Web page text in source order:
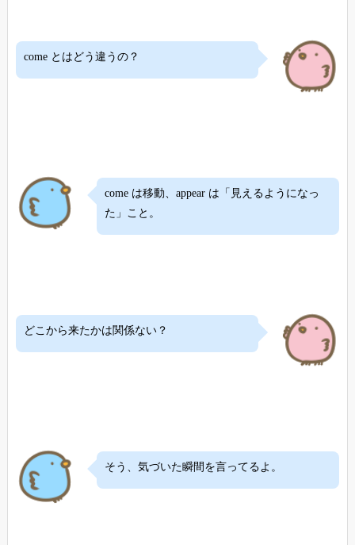
come とはどう違うの？
come は移動、appear は「見えるようになっ
た」こと。
どこから来たかは関係ない？
そう、気づいた瞬間を言ってるよ。